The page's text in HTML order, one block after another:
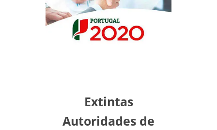
Extintas
Autoridades de